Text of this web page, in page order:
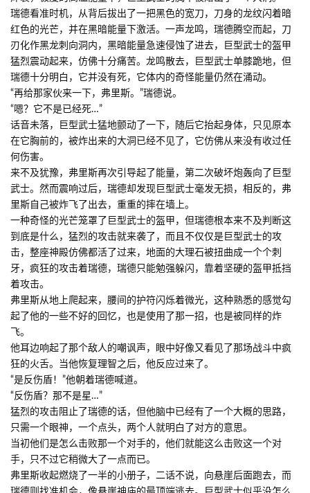
瑞德看准时机，从背后拔出了一把黑色的宽刀，刀身的龙纹闪着暗
红色的光芒，并在黑暗能量下激活。一声龙鸣，瑞德腾空而起，刀
刃化作黑龙刺向洞内，黑暗能量急速侵蚀了进去，巨型武士的盔甲
猛烈震动起来，仿佛十分痛苦。龙鸣散去，巨型武士单膝跪地，但
瑞德十分明白，它并没有死，它体内的奇怪能量仍然在涌动。
“再给那家伙来一下，弗里斯。”瑞德说。
“嗯？它不是已经死…”
话音未落，巨型武士猛地颤动了一下，随后它抬起身体，只见原本
在它胸前的，被炸出来的大洞已经不见了，它仿佛从来没有收过任
何伤害。
来不及犹豫，弗里斯再次引导起了能量，第二次破坏炮轰向了巨型
武士。然而震响过后，瑞德却发现巨型武士毫发无损，相反的，弗
里斯自己被炸飞了出去，重重的摔在墙上。
一种奇怪的光芒笼罩了巨型武士的盔甲，但瑞德根本来不及判断这
到底是什么，猛烈的攻击就来袭了，而且不仅仅是巨型武士的攻
击，整座神殿仿佛都活了过来，地面的大理石被扭曲成一个个刺
牙，疯狂的攻击着瑞德，瑞德只能勉强躲闪，靠着坚硬的盔甲抵挡
着攻击。
弗里斯从地上爬起来，腰间的护符闪烁着微光，这种熟悉的感觉勾
起了他的一些不好的回忆，也是使用了那一招，也是被同样的炸
飞。
他耳边响起了那个敌人的嘲讽声，眼中好像又看见了那场战斗中疯
狂的火舌。当他恢复理智之后，他反应过来了。
“是反伤盾！”他朝着瑞德喊道。
“反伤盾？那不是星…”
猛烈的攻击阻止了瑞德的话，但他脑中已经有了一个大概的思路，
只需一个眼神，一个点头，两个人就明白了对方的意思。
当初他们是怎么击败那一个对手的，他们就能这么击败这一个对
手，只不过它稍微大了一点而已。
弗里斯收起燃烧了一半的小册子，二话不说，向悬崖后面跑去，而